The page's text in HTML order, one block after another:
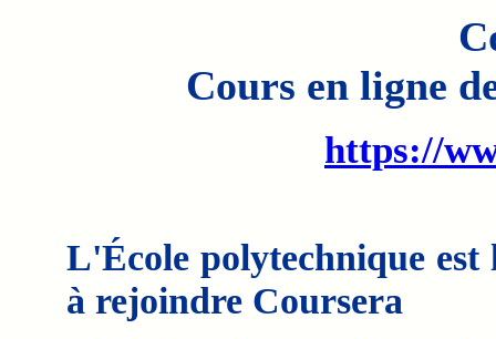
Cours en ligne
https://
L'École polytechnique est
à rejoindre Coursera